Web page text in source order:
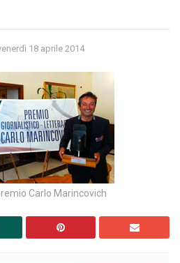
18 aprile 2014
Carlo Marincovich